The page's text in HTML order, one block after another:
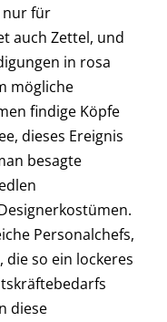
nur für
auch Zettel, und
in rosa
mögliche
findige Köpfe
dieses Ereignis
besagte
Personalchefs,
so ein lockeres
diese